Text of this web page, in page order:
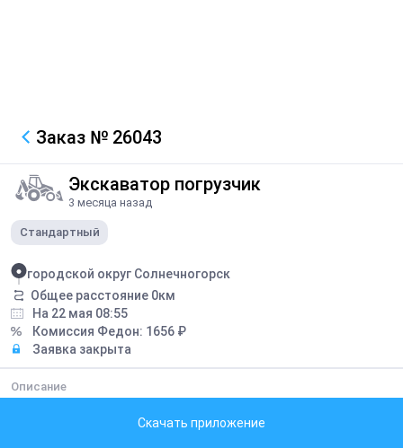
Заказ № 26043
Экскаватор погрузчик
3 месяца назад
Стандартный
городской округ Солнечногорск
Общее расстояние 0км
На 22 мая 08:55
Комиссия Федон: 1656 ₽
Заявка закрыта
Описание
Скачать приложение